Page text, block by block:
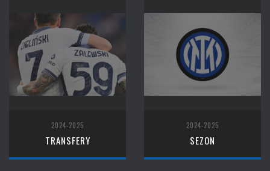
2024-2025
TRANSFERY
2024-2025
SEZON